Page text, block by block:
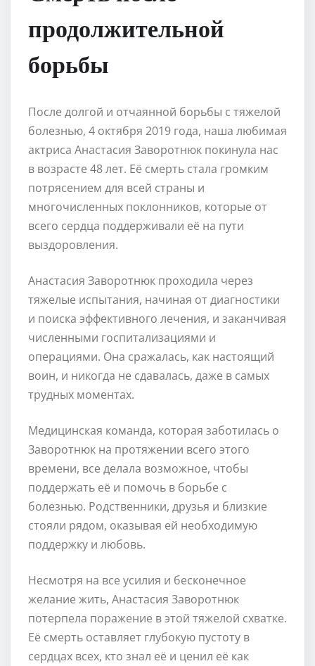
продолжительной
борьбы
После долгой и отчаянной борьбы с тяжелой
болезнью, 4 октября 2019 года, наша любимая
актриса Анастасия Заворотнюк покинула нас
в возрасте 48 лет. Её смерть стала громким
потрясением для всей страны и
многочисленных поклонников, которые от
всего сердца поддерживали её на пути
выздоровления.
Анастасия Заворотнюк проходила через
тяжелые испытания, начиная от диагностики
и поиска эффективного лечения, и заканчивая
численными госпитализациями и
операциями. Она сражалась, как настоящий
воин, и никогда не сдавалась, даже в самых
трудных моментах.
Медицинская команда, которая заботилась о
Заворотнюк на протяжении всего этого
времени, все делала возможное, чтобы
поддержать её и помочь в борьбе с
болезнью. Родственники, друзья и близкие
стояли рядом, оказывая ей необходимую
поддержку и любовь.
Несмотря на все усилия и бесконечное
желание жить, Анастасия Заворотнюк
потерпела поражение в этой тяжелой схватке.
Её смерть оставляет глубокую пустоту в
сердцах всех, кто знал её и ценил её как